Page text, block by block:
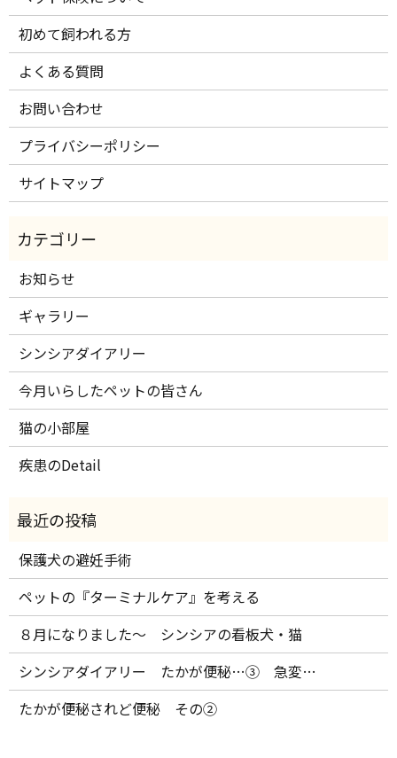
初めて飼われる方
よくある質問
お問い合わせ
プライバシーポリシー
サイトマップ
お知らせ
ギャラリー
シンシアダイアリー
今月いらしたペットの皆さん
猫の小部屋
疾患のDetail
保護犬の避妊手術
ペットの『ターミナルケア』を考える
８月になりました～ シンシアの看板犬・猫
シンシアダイアリー たかが便秘…③ 急変…
たかが便秘されど便秘 その②